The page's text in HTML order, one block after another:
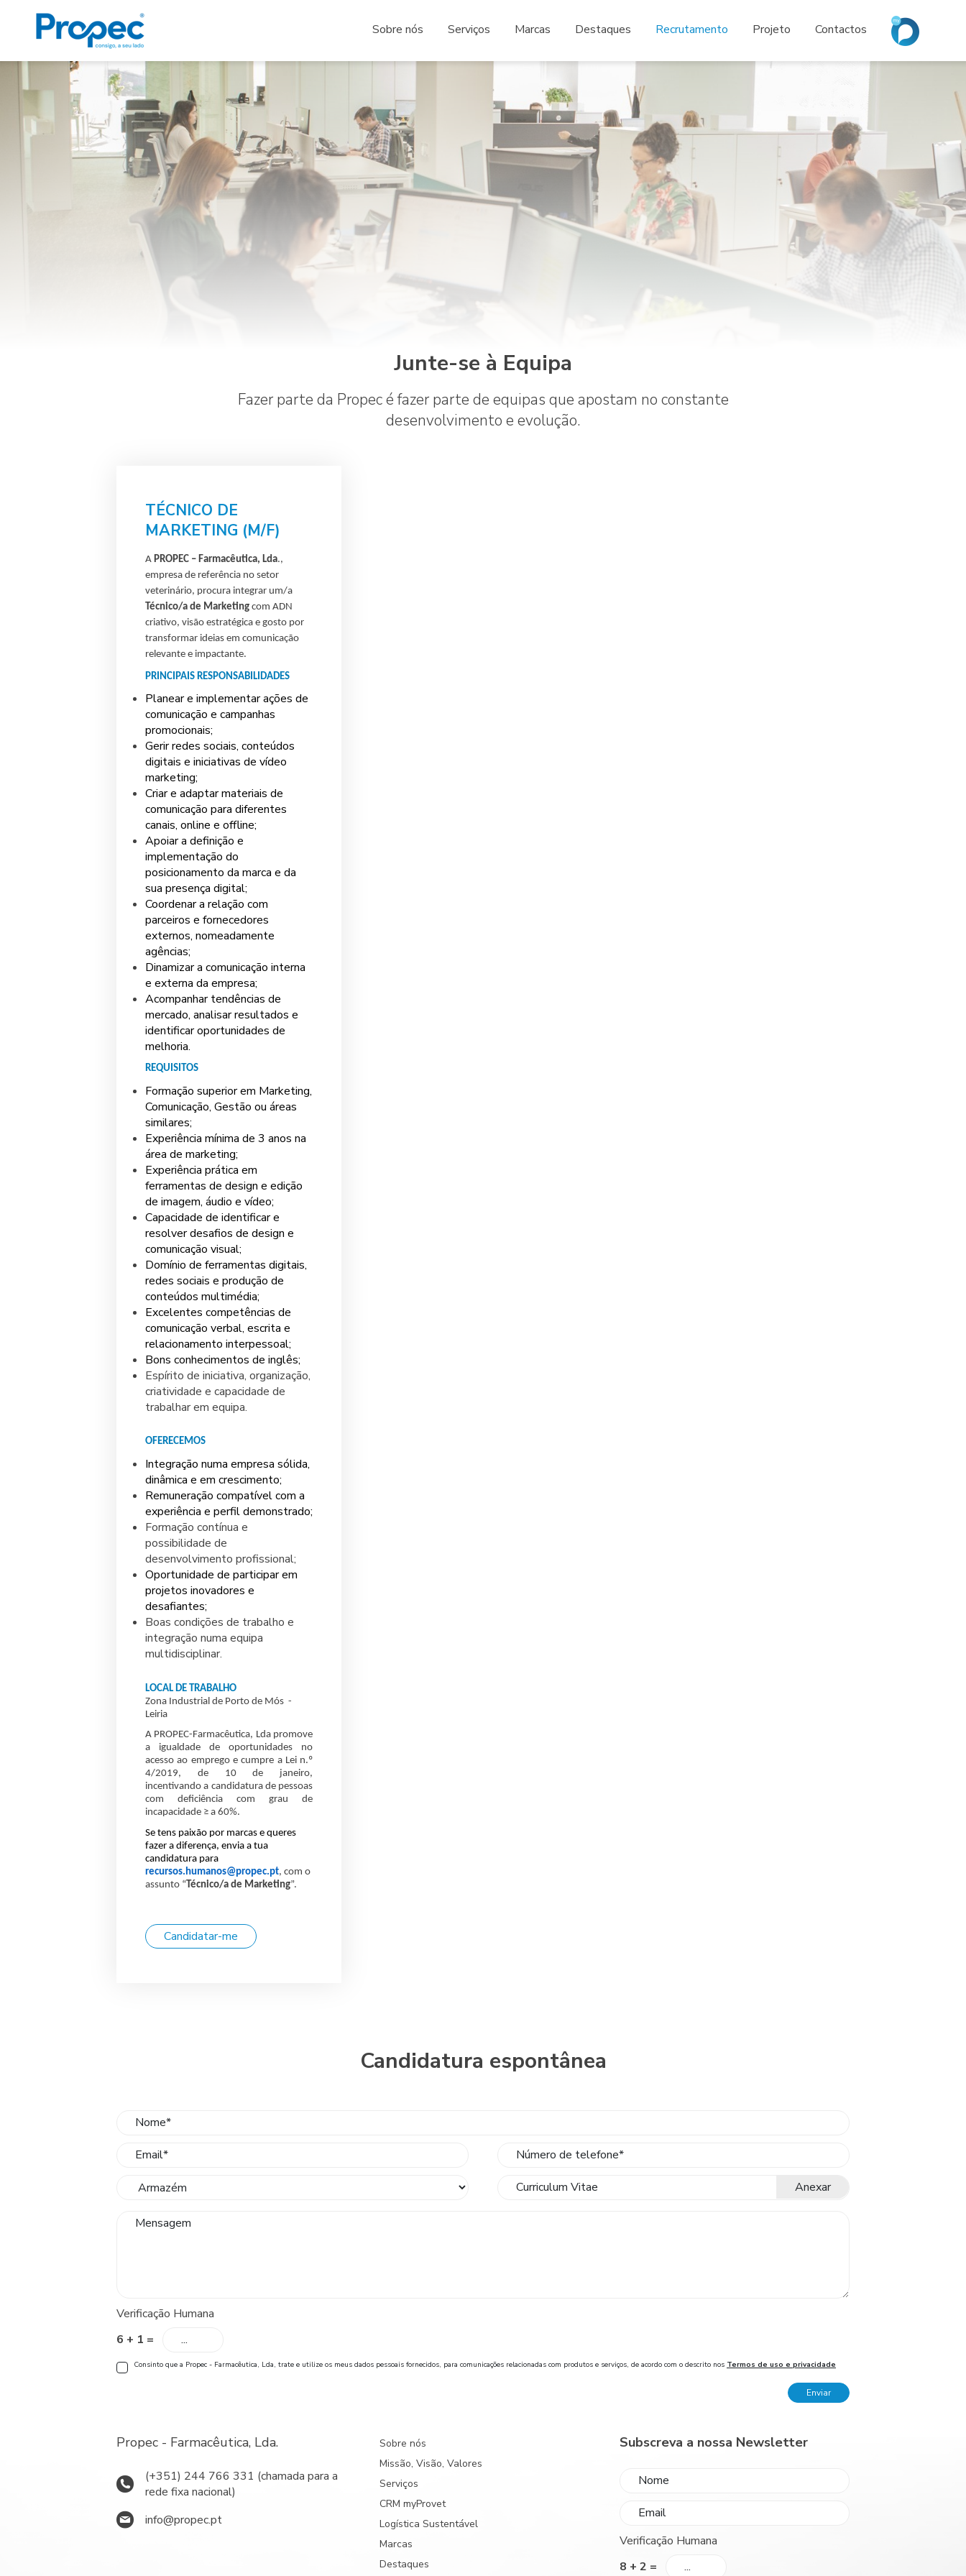
Sobre nós Serviços Marcas Destaques Recrutamento Projeto Contactos
Junte-se à Equipa
Fazer parte da Propec é fazer parte de equipas que apostam no constante
desenvolvimento e evolução.
TÉCNICO DE
MARKETING (M/F)
A PROPEC – Farmacêutica, Lda.,
empresa de referência no setor
veterinário, procura integrar um/a
Técnico/a de Marketing com ADN
criativo, visão estratégica e gosto por
transformar ideias em comunicação
relevante e impactante.
PRINCIPAIS RESPONSABILIDADES
Planear e implementar ações de
comunicação e campanhas
promocionais;
Gerir redes sociais, conteúdos
digitais e iniciativas de vídeo
marketing;
Criar e adaptar materiais de
comunicação para diferentes
canais, online e offline;
Apoiar a definição e
implementação do
posicionamento da marca e da
sua presença digital;
Coordenar a relação com
parceiros e fornecedores
externos, nomeadamente
agências;
Dinamizar a comunicação interna
e externa da empresa;
Acompanhar tendências de
mercado, analisar resultados e
identificar oportunidades de
melhoria.
REQUISITOS
Formação superior em Marketing,
Comunicação, Gestão ou áreas
similares;
Experiência mínima de 3 anos na
área de marketing;
Experiência prática em
ferramentas de design e edição
de imagem, áudio e vídeo;
Capacidade de identificar e
resolver desafios de design e
comunicação visual;
Domínio de ferramentas digitais,
redes sociais e produção de
conteúdos multimédia;
Excelentes competências de
comunicação verbal, escrita e
relacionamento interpessoal;
Bons conhecimentos de inglês;
Espírito de iniciativa, organização,
criatividade e capacidade de
trabalhar em equipa.
OFERECEMOS
Integração numa empresa sólida,
dinâmica e em crescimento;
Remuneração compatível com a
experiência e perfil demonstrado;
Formação contínua e
possibilidade de
desenvolvimento profissional;
Oportunidade de participar em
projetos inovadores e
desafiantes;
Boas condições de trabalho e
integração numa equipa
multidisciplinar.
LOCAL DE TRABALHO
Zona Industrial de Porto de Mós -
Leiria
A PROPEC-Farmacêutica, Lda promove
a igualdade de oportunidades no
acesso ao emprego e cumpre a Lei n.º
4/2019, de 10 de janeiro,
incentivando a candidatura de pessoas
com deficiência com grau de
incapacidade ≥ a 60%.
Se tens paixão por marcas e queres
fazer a diferença, envia a tua
candidatura para
recursos.humanos@propec.pt, com o
assunto “ Técnico/a de Marketing”.
Candidatar-me
Candidatura espontânea
Curriculum Vitae
Verificação Humana
6 + 1 =
Consinto que a Propec - Farmacêutica, Lda, trate e utilize os meus dados pessoais fornecidos, para comunicações relacionadas com produtos e serviços, de acordo com o descrito nos Termos de uso e privacidade
Enviar
Propec - Farmacêutica, Lda.
(+351) 244 766 331 (chamada para a
rede fixa nacional)
info@propec.pt
Sobre nós
Missão, Visão, Valores
Serviços
CRM myProvet
Logística Sustentável
Marcas
Destaques
Subscreva a nossa Newsletter
Verificação Humana
8 + 2 =